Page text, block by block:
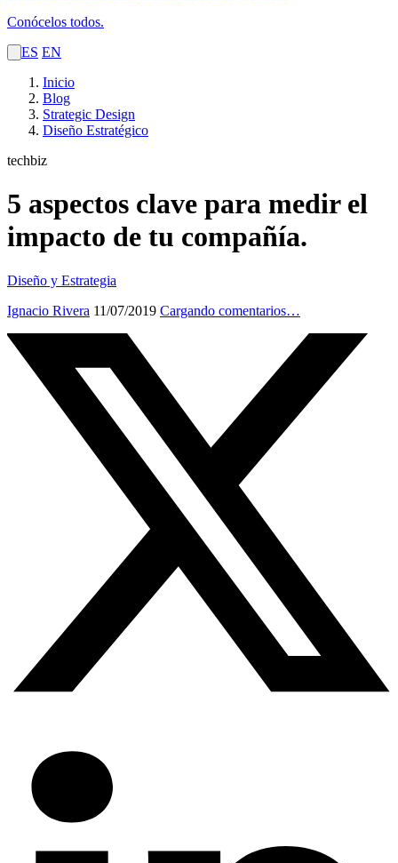
Conócelos todos.
ES EN
Inicio
Blog
Strategic Design
Diseño Estratégico
techbiz
5 aspectos clave para medir el
impacto de tu compañía.
Diseño y Estrategia
Ignacio Rivera 11/07/2019 Cargando comentarios…